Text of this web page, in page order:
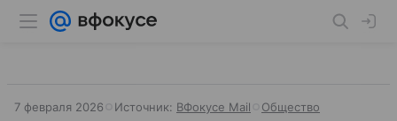
7 февраля 2026 Источник: ВФокусе Mail Общество